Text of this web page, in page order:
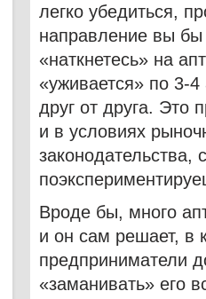
легко убедиться,
направление вы
«наткнетесь» на
«уживается» по 3-
друг от друга. Это
и в условиях
законодательства,
Вроде бы, много
и он сам решает, в
предприниматели
«заманивать» его